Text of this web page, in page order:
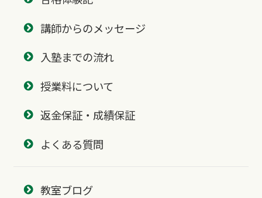
講師からのメッセージ
入塾までの流れ
授業料について
返金保証・成績保証
よくある質問
教室ブログ